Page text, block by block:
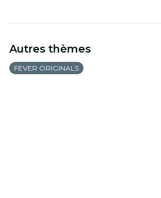
Autres thèmes
FEVER ORIGINALS